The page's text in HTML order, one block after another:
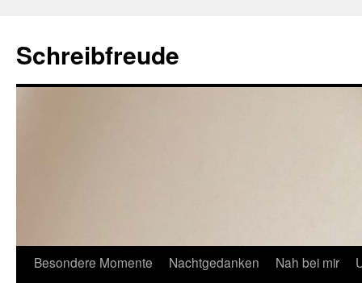
Schreibfreude
Besondere Momente Nachtgedanken Nah bei mir